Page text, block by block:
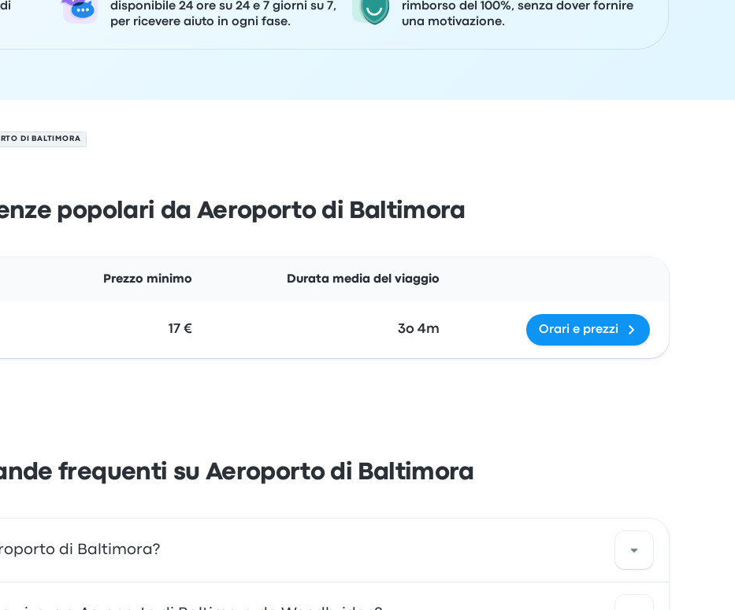
disponibile 24 ore su 24 e 7 giorni su 7,
per ricevere aiuto in ogni fase.
rimborso del 100%, senza dover fornire
una motivazione.
DI BALTIMORA
popolari da Aeroporto di Baltimora
Prezzo minimo Durata media del viaggio
17 € 3o 4m Orari e prezzi
frequenti su Aeroporto di Baltimora
di Baltimora?